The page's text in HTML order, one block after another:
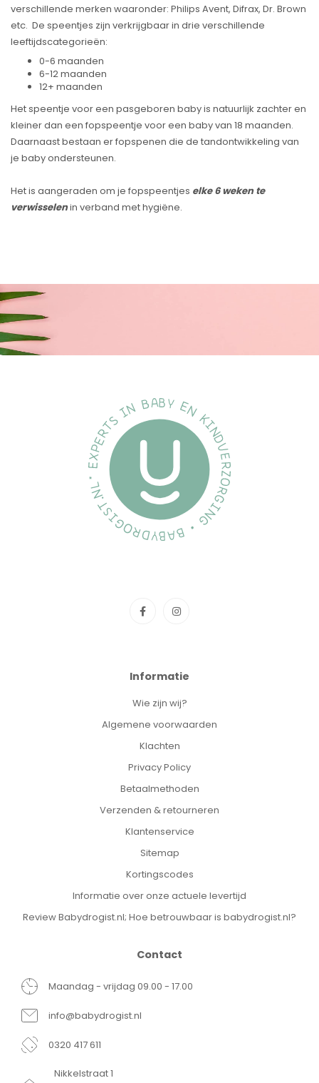
verschillende merken waaronder: Philips Avent, Difrax, Dr. Brown
etc. De speentjes zijn verkrijgbaar in drie verschillende
leeftijdscategorieën:
0-6 maanden
6-12 maanden
12+ maanden
Het speentje voor een pasgeboren baby is natuurlijk zachter en
kleiner dan een fopspeentje voor een baby van 18 maanden.
Daarnaast bestaan er fopspenen die de tandontwikkeling van
je baby ondersteunen.
Het is aangeraden om je fopspeentjes elke 6 weken te
verwisselenin verband met hygiëne.
Informatie
Wie zijn wij?
Algemene voorwaarden
Klachten
Privacy Policy
Betaalmethoden
Verzenden & retourneren
Klantenservice
Sitemap
Kortingscodes
Informatie over onze actuele levertijd
Review Babydrogist.nl; Hoe betrouwbaar is babydrogist.nl?
Contact
Maandag - vrijdag 09.00 - 17.00
info@babydrogist.nl
0320 417 611
Nikkelstraat 1